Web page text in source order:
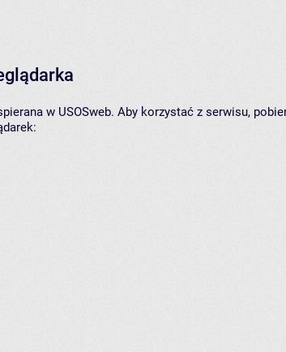
w USOSweb. Aby korzystać z serwisu,